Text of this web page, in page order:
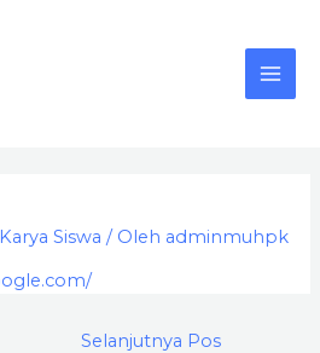
Karya Siswa / Oleh adminmuhpk
Selanjutnya Pos